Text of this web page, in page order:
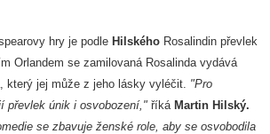
hry je podle Hilského Rosalindin převlek
Orlandem se zamilovaná Rosalinda vydává
který jej může z jeho lásky vyléčit. "Pro
převlek únik i osvobození," říká Martin Hilský.
se zbavuje ženské role, aby se osvobodila